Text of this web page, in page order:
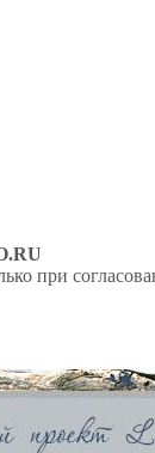
при